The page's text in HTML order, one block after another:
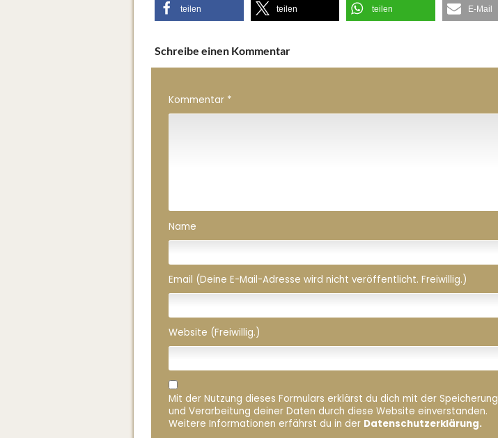
teilen teilen teilen E-Mail
Schreibe einen Kommentar
Kommentar *
Name
Email (Deine E-Mail-Adresse wird nicht veröffentlicht. Freiwillig.)
Website (Freiwillig.)
Mit der Nutzung dieses Formulars erklärst du dich mit der Speicherung
und Verarbeitung deiner Daten durch diese Website einverstanden.
Weitere Informationen erfährst du in der Datenschutzerklärung.